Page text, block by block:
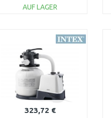
AUF LAGER
Vergleichen
323,72 €